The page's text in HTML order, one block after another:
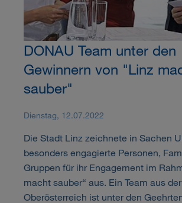
DONAU Team unter den
Gewinnern von "Linz
sauber"
Dienstag, 12.07.2022
Die Stadt Linz zeichnete in Sachen
besonders engagierte Personen,
Gruppen für ihr Engagement im
macht sauber“ aus. Ein Team aus
Oberösterreich ist unter den